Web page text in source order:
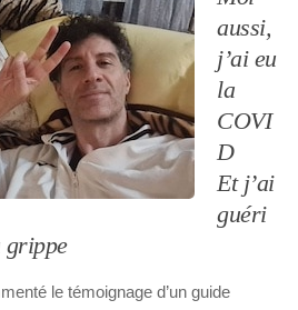
aussi,
j’ai eu
la
COVI
D
Et j’ai
guéri
grippe
le témoignage d’un guide